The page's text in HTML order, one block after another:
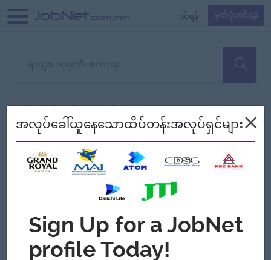
၀င်ရန် မှတ်ပုံတင်ရန်
သော အလုပ်မရှိသေးပါ။
စစ်ရန် စဉ်၍ကြည့်မည်
Myanmar
အလုပ်ခေါ်ယူနေသောထိပ်တန်းအလုပ်ရှင်များ×